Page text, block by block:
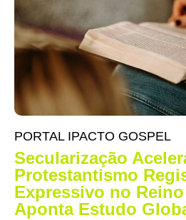
PORTAL IPACTO GOSPEL
Secularização
Protestantismo
Expressivo no
Aponta Estudo